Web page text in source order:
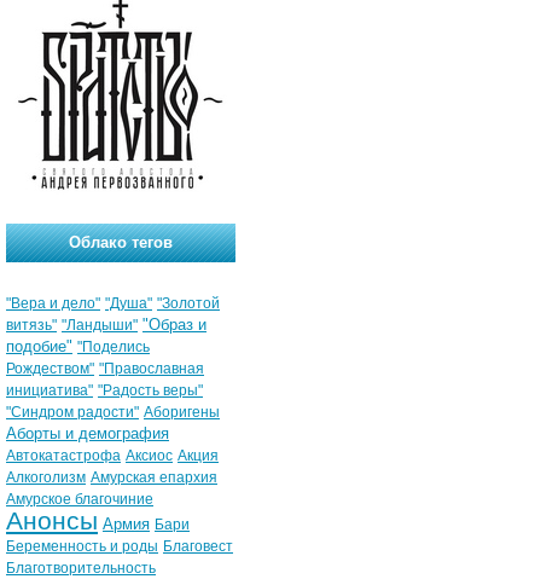
Облако тегов
"Вера и дело" "Душа" "Золотой
витязь" "Ландыши" "Образ и
подобие" "Поделись
Рождеством" "Православная
инициатива" "Радость веры"
"Синдром радости" Аборигены
Аборты и демография
Автокатастрофа Аксиос Акция
Алкоголизм Амурская епархия
Амурское благочиние
Анонсы Армия Бари
Беременность и роды Благовест
Благотворительность